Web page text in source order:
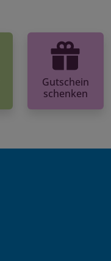
Gutschein
schenken